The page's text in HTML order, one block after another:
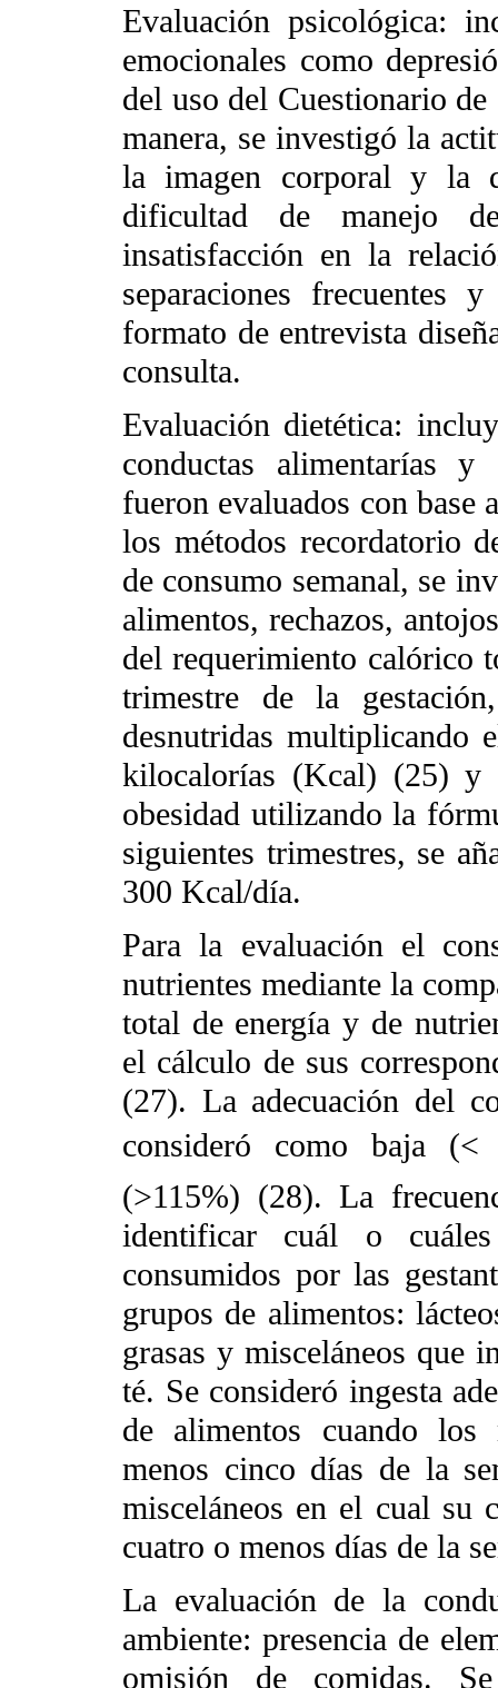
Evaluación psicológica:
emocionales como
del uso del Cuestionario
manera, se investigó la
la imagen corporal y la
dificultad de manejo
insatisfacción en la
separaciones frecuentes
formato de entrevista
consulta.
Evaluación dietética:
conductas alimentarías
fueron evaluados con base
los métodos recordatorio
de consumo semanal, se
alimentos, rechazos,
del requerimiento calórico
trimestre de la
desnutridas multiplicando
kilocalorías (Kcal) (25) y
obesidad utilizando la
siguientes trimestres, se
300 Kcal/día.
Para la evaluación el
nutrientes mediante la
total de energía y de
el cálculo de sus
(27). La adecuación del
consideró como baja (<
(>115%) (28). La
identificar cuál o
consumidos por las
grupos de alimentos:
grasas y misceláneos que
té. Se consideró ingesta
de alimentos cuando
menos cinco días de la
misceláneos en el cual su
cuatro o menos días de la
La evaluación de la
ambiente: presencia de
omisión de comidas.